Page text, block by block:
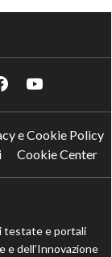
e Cookie Policy
Cookie Center
testate e portali
e dell’Innovazione